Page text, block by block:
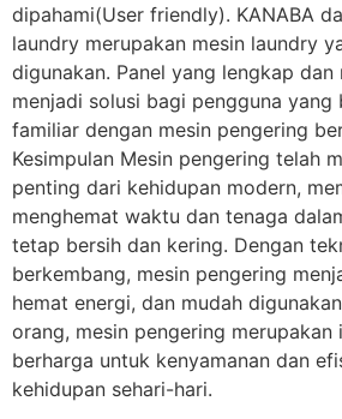
dipahami(User friendly). KANABA
laundry merupakan mesin laundry
digunakan. Panel yang lengkap dan
menjadi solusi bagi pengguna yang
familiar dengan mesin pengering
Kesimpulan Mesin pengering telah
penting dari kehidupan modern,
menghemat waktu dan tenaga
tetap bersih dan kering. Dengan
berkembang, mesin pengering
hemat energi, dan mudah
orang, mesin pengering merupakan
berharga untuk kenyamanan dan
kehidupan sehari-hari.